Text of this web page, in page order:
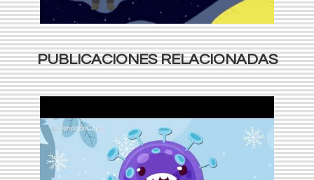
PUBLICACIONES RELACIONADAS